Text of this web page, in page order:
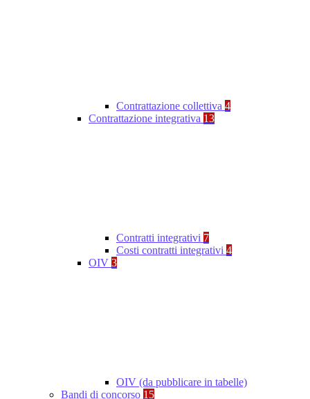
Contrattazione collettiva 4
Contrattazione integrativa 13
Contratti integrativi 7
Costi contratti integrativi 4
OIV 3
OIV (da pubblicare in tabelle)
Bandi di concorso 15